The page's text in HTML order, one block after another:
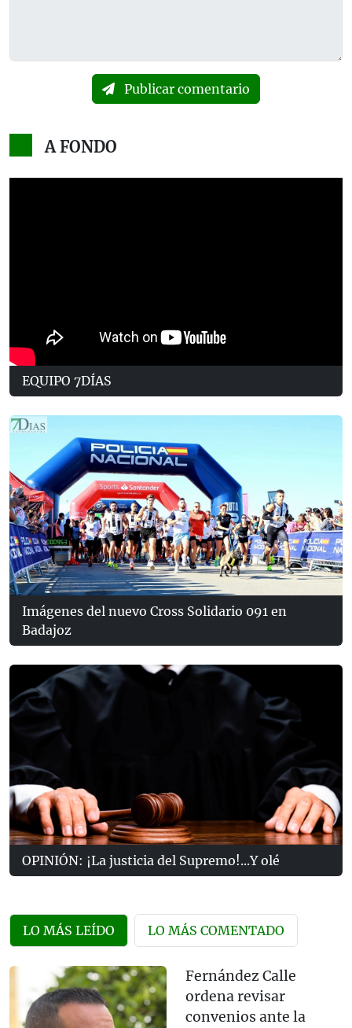
Publicar comentario
A FONDO
EQUIPO 7DÍAS
Imágenes del nuevo Cross Solidario 091 en
Badajoz
OPINIÓN: ¡La justicia del Supremo!...Y olé
LO MÁS LEÍDO LO MÁS COMENTADO
Fernández Calle
ordena revisar
convenios ante la